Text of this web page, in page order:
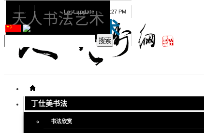
天人书法艺术
丁仕美书法
书法欣赏
08 08 2026 Last update 08:15:27 PM
天人书法艺术